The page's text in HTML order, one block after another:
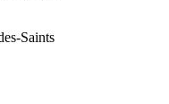
Saints